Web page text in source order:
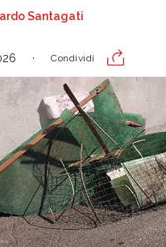
Santagati
Condividi